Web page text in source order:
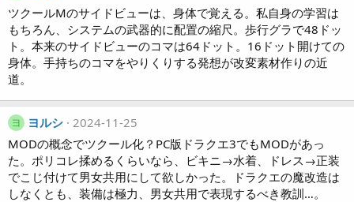
i
o
n
s
ツクールMのサイドビューは、身体で覚える。私自身の学習は
もちろん、システムの武器的に配置の縮尺。歩行グラで48ドッ
ト。本来のサイドビューのコマは64ドット。16ドット開けての
身体。手持ちのコマをやりくりする発想が改変素材作りの近
道。
ヨ ヨルシ 2024-11-25
MODの概念でツクール化？PC版ドラクエ3でもMODがあっ
た。ポリコレ揉めるくらいなら、ビキニ→水着、ドレス→正装
でこじ付けて男女共用にして欲しかった。ドラクエの魔改造は
しなくとも、装備は極力、男女共用で表現するべき教訓…。